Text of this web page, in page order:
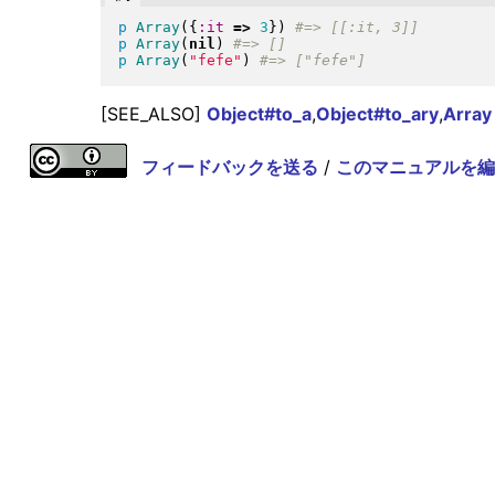
p Array( { :it => 3 } )
p Array( nil )
p Array( " fefe " )
[SEE_ALSO] Object#to_a,Object#to_ary,Array
フィードバックを送る / このマニュアルを